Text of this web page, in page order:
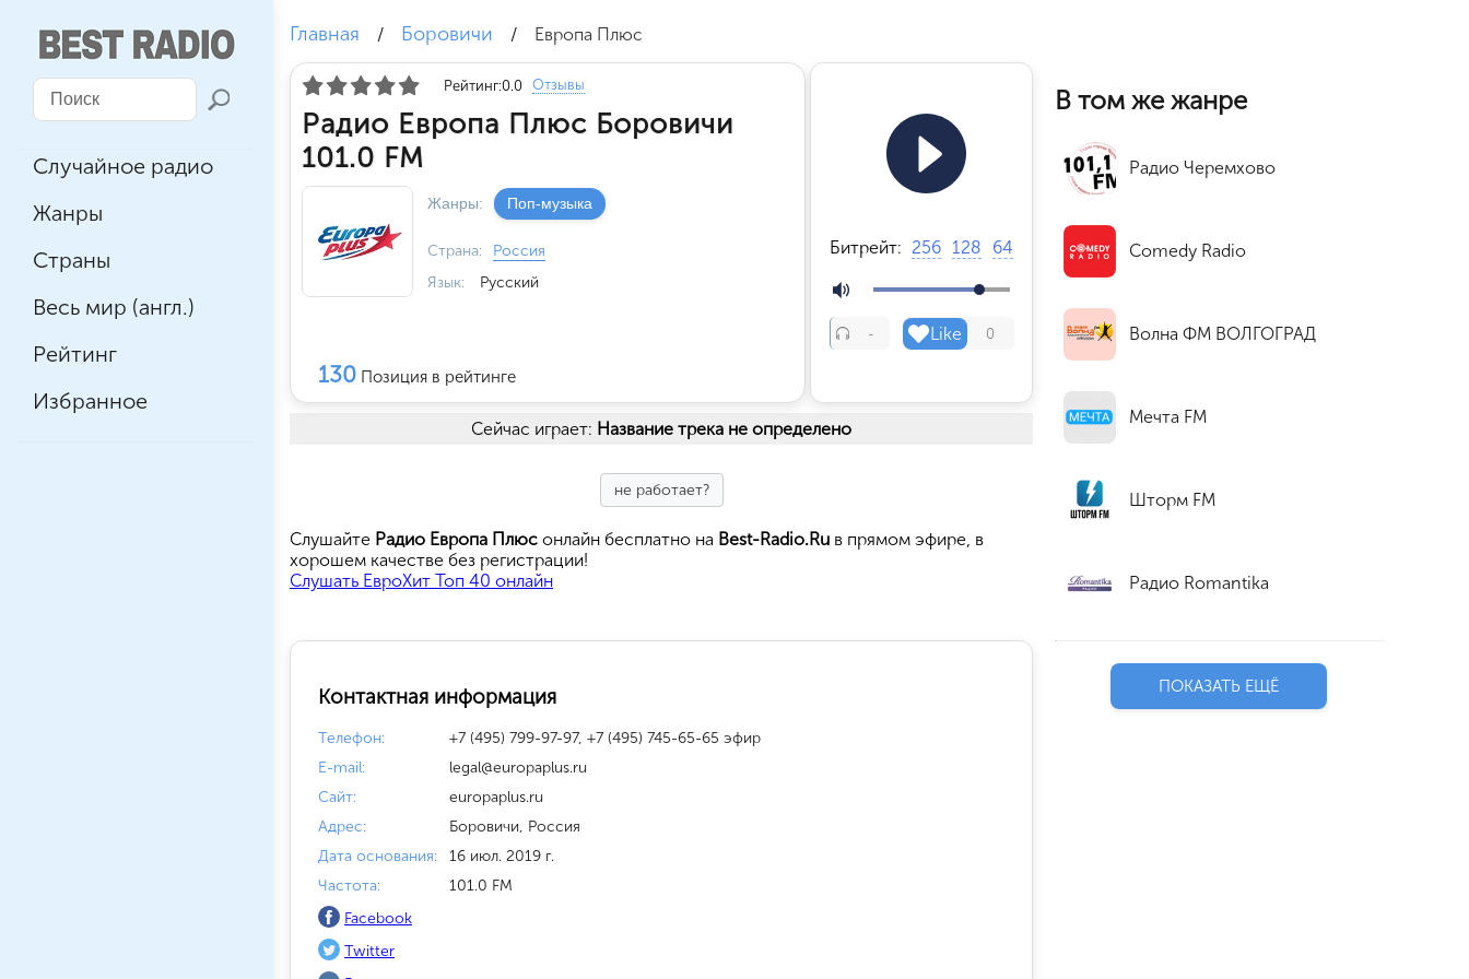
Случайное радио
Жанры
Страны
Весь мир (англ.)
Рейтинг
Избранное
Главная / Боровичи / Европа Плюс
Рейтинг:0.0 Отзывы
Радио Европа Плюс Боровичи
101.0 FM
Жанры: Поп-музыка
Страна:
Россия
Язык:
Русский
Битрейт: 256 128 64
- Like 0
130 Позиция в рейтинге
Сейчас играет: Название трека не определено
не работает?
Cлушайте Радио Европа Плюс онлайн бесплатно на Best-Radio.Ru в прямом эфире, в
хорошем качестве без регистрации!
Слушать ЕвроХит Топ 40 онлайн
Контактная информация
Телефон:
+7 (495) 799-97-97, +7 (495) 745-65-65 эфир
E-mail:
legal@europaplus.ru
Сайт:
europaplus.ru
Адрес:
Боровичи, Россия
Дата основания:
16 июл. 2019 г.
Частота:
101.0 FM
Facebook
Twitter
В том же жанре
Радио Черемхово
Comedy Radio
Волна ФМ ВОЛГОГРАД
Мечта FM
Шторм FM
Радио Romantika
ПОКАЗАТЬ ЕЩЁ